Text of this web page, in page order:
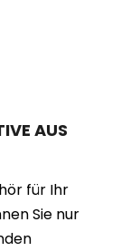
AUS
für Ihr
Sie nur